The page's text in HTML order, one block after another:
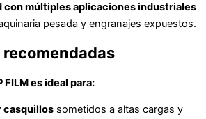
con múltiples aplicaciones industriales
pesada y engranajes expuestos.
FILM es ideal para:
casquillos sometidos a altas cargas y